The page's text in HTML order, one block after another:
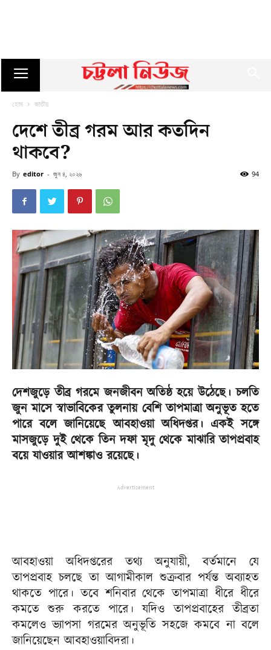
হোম জাতীয়
দেশে তীব্র গরম আর কতদিন
থাকবে?
By editor - জুন ৪, ২০২৬ 94
দেশজুড়ে তীব্র গরমে জনজীবন অতিষ্ঠ হয়ে উঠেছে। চলতি
জুন মাসে স্বাভাবিকের তুলনায় বেশি তাপমাত্রা অনুভূত হতে
পারে বলে জানিয়েছে আবহাওয়া অধিদপ্তর। একই সঙ্গে
মাসজুড়ে দুই থেকে তিন দফা মৃদু থেকে মাঝারি তাপপ্রবাহ
বয়ে যাওয়ার আশঙ্কাও রয়েছে।
Advertisement
আবহাওয়া অধিদপ্তরের তথ্য অনুযায়ী, বর্তমানে যে
তাপপ্রবাহ চলছে তা আগামীকাল শুক্রবার পর্যন্ত অব্যাহত
থাকতে পারে। তবে শনিবার থেকে তাপমাত্রা ধীরে ধীরে
কমতে শুরু করতে পারে। যদিও তাপপ্রবাহের তীব্রতা
কমলেও ভ্যাপসা গরমের অনুভূতি সহজে কমবে না বলে
জানিয়েছেন আবহাওয়াবিদরা।